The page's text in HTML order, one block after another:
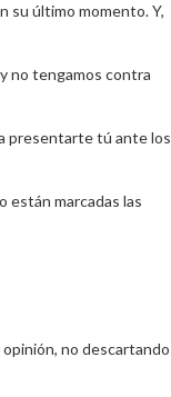
su último momento. Y,
no tengamos contra
presentarte tú ante los
están marcadas las
no descartando